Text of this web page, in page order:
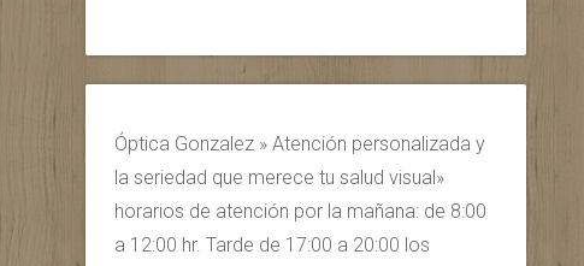
Óptica Gonzalez » Atención personalizada y
la seriedad que merece tu salud visual»
horarios de atención por la mañana: de 8:00
a 12:00 hr. Tarde de 17:00 a 20:00 los